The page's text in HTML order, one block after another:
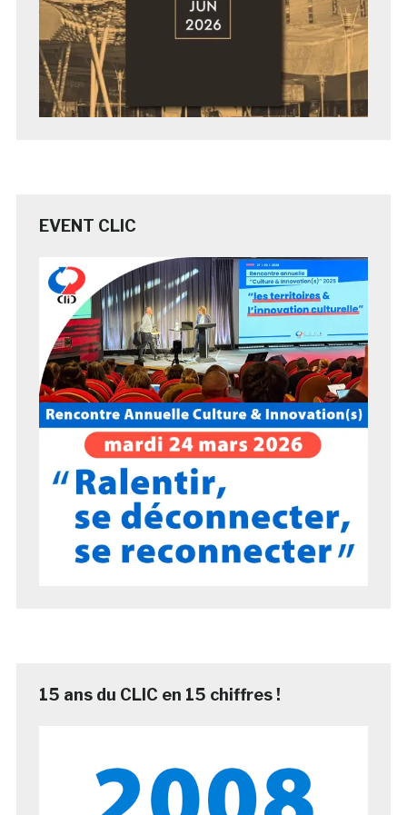
EVENT CLIC
15 ans du CLIC en 15 chiffres !